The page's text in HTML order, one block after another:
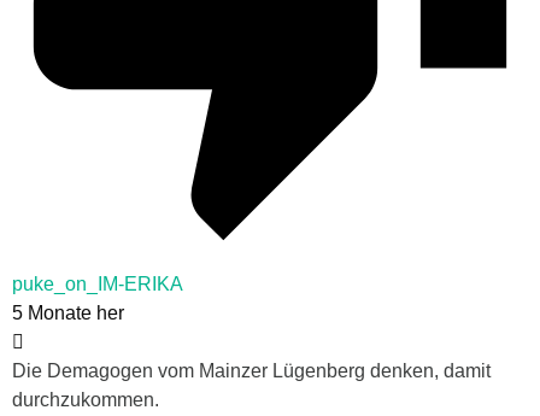
puke_on_IM-ERIKA
5 Monate her
Die Demagogen vom Mainzer Lügenberg denken, damit
durchzukommen.